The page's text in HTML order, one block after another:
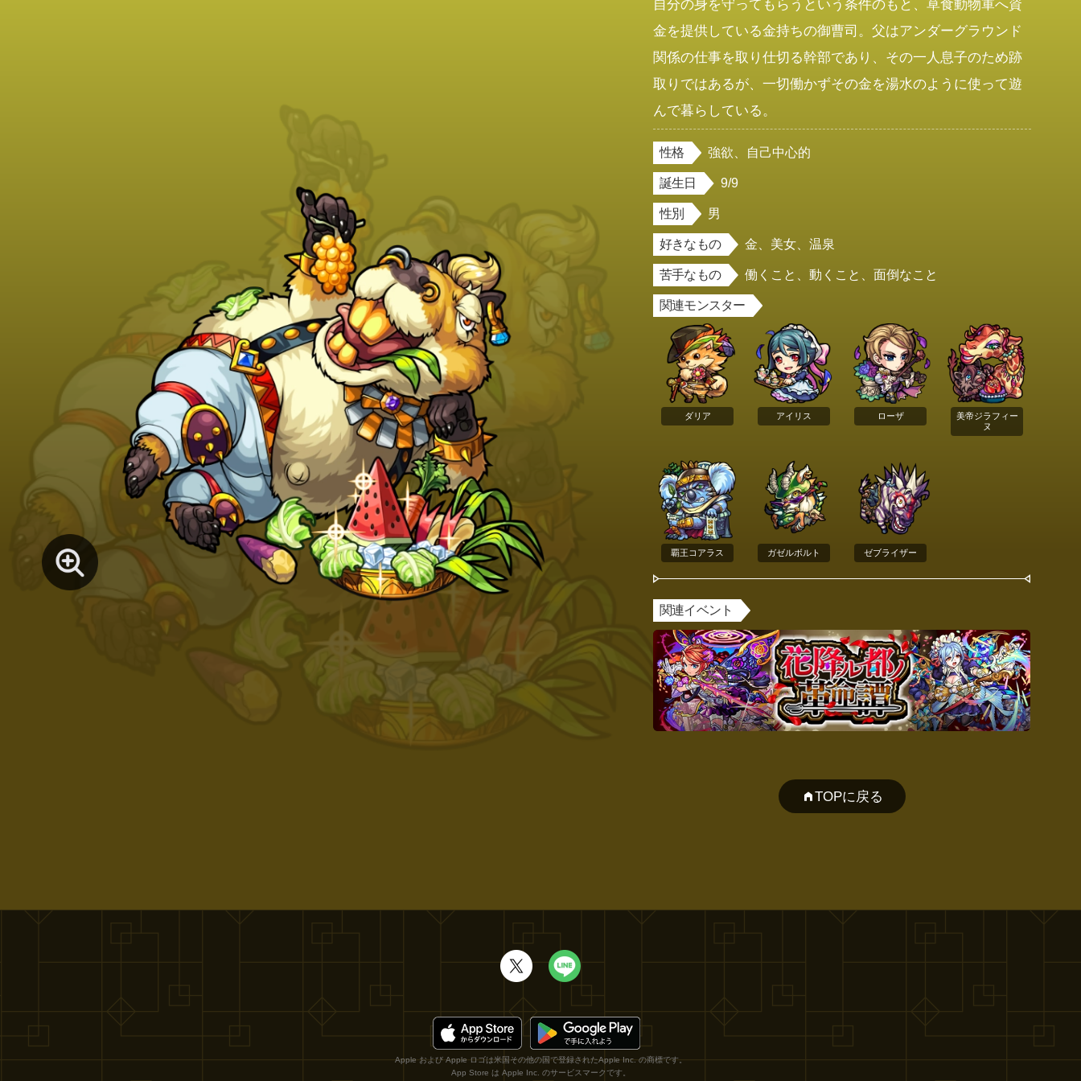
自分の身を守ってもらうという条件のもと、草食動物軍へ資
金を提供している金持ちの御曹司。父はアンダーグラウンド
関係の仕事を取り仕切る幹部であり、その一人息子のため跡
取りではあるが、一切働かずその金を湯水のように使って遊
んで暮らしている。
性格 強欲、自己中心的
誕生日 9/9
性別 男
好きなもの 金、美女、温泉
苦手なもの 働くこと、動くこと、面倒なこと
関連モンスター
ダリア アイリス ローザ
美帝ジラフィー
ヌ
覇王コアラス ガゼルボルト ゼブライザー
関連イベント
TOPに戻る
Apple および Apple ロゴは米国その他の国で登録されたApple Inc. の商標です。
App Store は Apple Inc. のサービスマークです。